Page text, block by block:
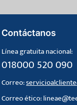
Contáctanos
Línea gratuita nacional:
018000 520 090
Correo:
Correo ético: